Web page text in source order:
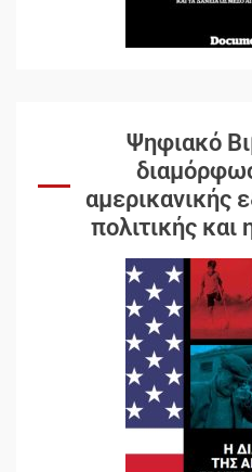
Ψηφιακό
αμερικανικής
πολιτικής και